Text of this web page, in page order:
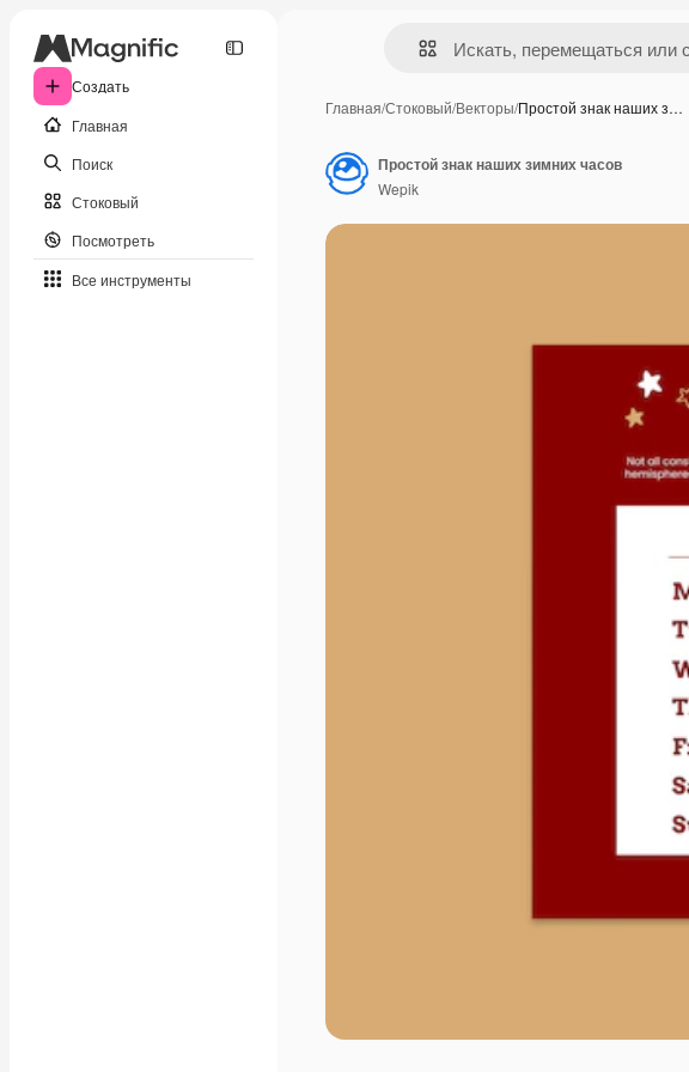
Создать
Главная
Поиск
Стоковый
Посмотреть
Все инструменты
Главная/Стоковый/Векторы/Простой знак наших з…
Простой знак наших зимних часов
Wepik